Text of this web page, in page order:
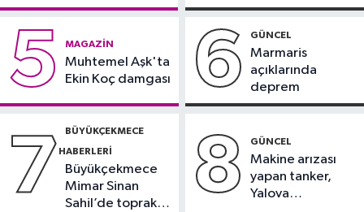
balkonu yıkıldı
görüntülendi
5 MAGAZIN
Muhtemel Aşk'ta
Ekin Koç damgası
6 GÜNCEL
Marmaris
açıklarında
deprem
7 BÜYÜKÇEKMECE
HABERLERI
Büyükçekmece
Mimar Sinan
Sahil’de toprak
8 GÜNCEL
Makine arızası
yapan tanker,
Yalova